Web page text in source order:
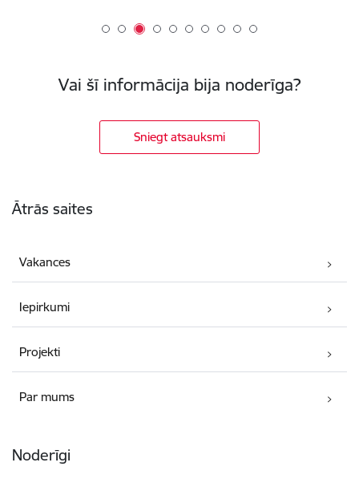
Vai šī informācija bija noderīga?
Sniegt atsauksmi
Ātrās saites
Vakances
Iepirkumi
Projekti
Par mums
Noderīgi